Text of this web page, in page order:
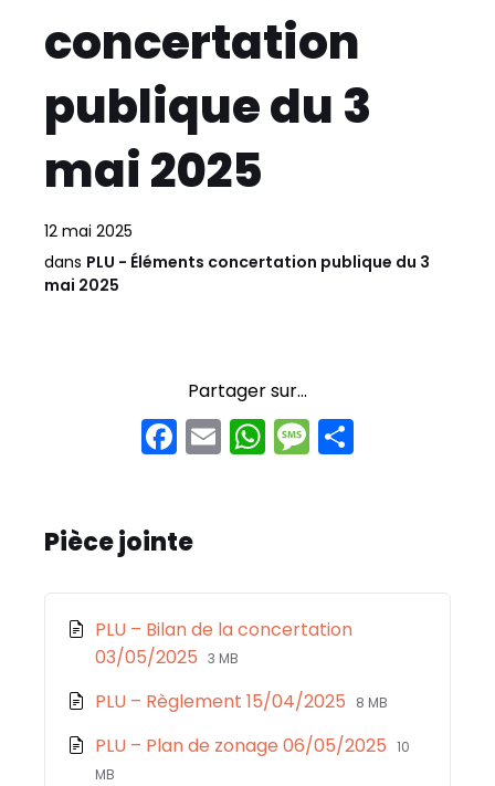
concertation
publique du 3
mai 2025
12 mai 2025
dans PLU - Éléments concertation publique du 3
mai 2025
Partager sur...
F
a
e
o
o
k
E
m
W
h
p
p
M
e
g
e
Pièce jointe
PLU – Bilan de la concertation
03/05/2025 File
pdf
File
3 MB
PLU – Règlement 15/04/2025 File
pdf
File
8 MB
PLU – Plan de zonage 06/05/2025 File
File
10
MB